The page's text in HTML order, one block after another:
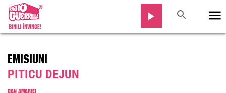
EMISIUNI
PITICU DEJUN
DAN AMARIEI